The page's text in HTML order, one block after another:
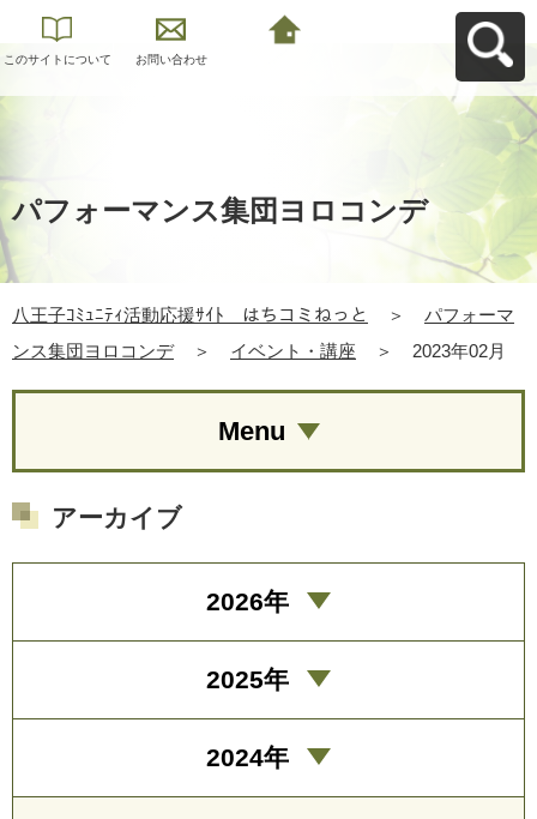
このサイトについて お問い合わせ
パフォーマンス集団ヨロコンデ
八王子ｺﾐｭﾆﾃｨ活動応援ｻｲﾄ はちコミねっと ＞
パフォーマ
ンス集団ヨロコンデ
＞ イベント・講座 ＞ 2023年02月
Menu
アーカイブ
2026年
2025年
2024年